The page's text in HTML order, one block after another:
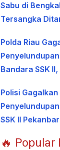
Sabu di
Tersangka
Polda Riau
Bandara SSK
Polisi Gagalkan
SSK II
🔥